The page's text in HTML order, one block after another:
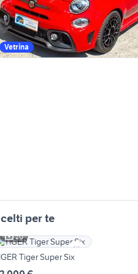
Vetrina
per te
20
Tiger Super Six